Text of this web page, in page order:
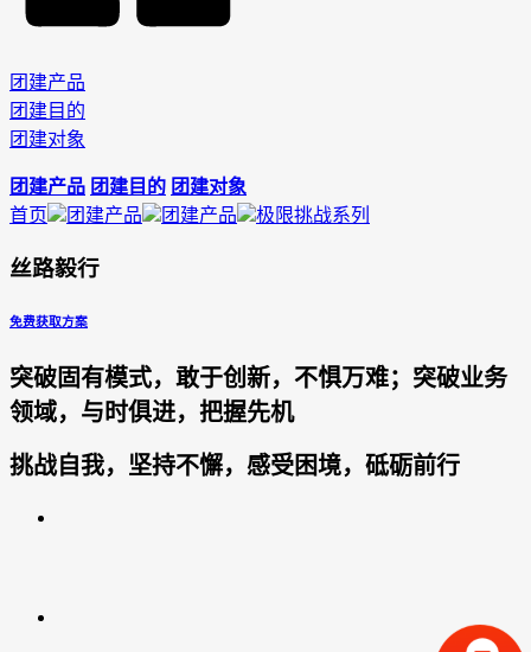
团建产品
团建目的
团建对象
团建产品 团建目的 团建对象
首页
团建产品 团建产品 极限挑战系列
丝路毅行
免费获取方案
突破固有模式，敢于创新，不惧万难； 突破业务
领域，与时俱进，把握先机
挑战自我，坚持不懈，感受困境，砥砺前行